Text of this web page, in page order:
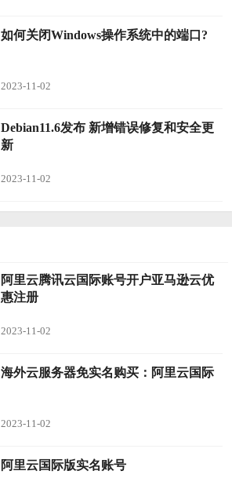
如何关闭Windows操作系统中的端口?
2023-11-02
Debian11.6发布 新增错误修复和安全更
新
2023-11-02
阿里云腾讯云国际账号开户亚马逊云优
惠注册
2023-11-02
海外云服务器免实名购买：阿里云国际
2023-11-02
阿里云国际版实名账号